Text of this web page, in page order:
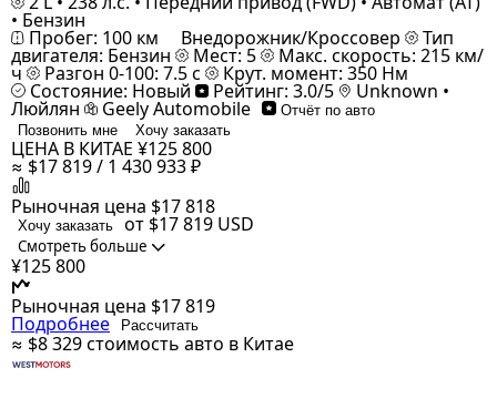
• Бензин
Пробег: 100 км Внедорожник/Кроссовер Тип
двигателя: Бензин Мест: 5 Макс. скорость: 215 км/
ч Разгон 0-100: 7.5 с Крут. момент: 350 Нм
Состояние: Новый Рейтинг: 3.0/5 Unknown •
Люйлян Geely Automobile
Отчёт по авто
Позвонить мне
Хочу заказать
ЦЕНА В КИТАЕ ¥125 800
≈ $17 819 / 1 430 933 ₽
Рыночная цена $17 818
Хочу заказать от $17 819 USD
Смотреть больше
¥125 800
Рыночная цена $17 819
Подробнее Рассчитать
≈ $8 329стоимость авто в Китае